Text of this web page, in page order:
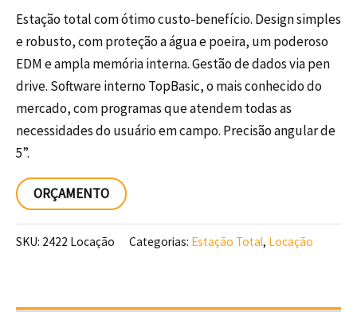
Estação total com ótimo custo-benefício. Design simples
e robusto, com proteção a água e poeira, um poderoso
EDM e ampla memória interna. Gestão de dados via pen
drive. Software interno TopBasic, o mais conhecido do
mercado, com programas que atendem todas as
necessidades do usuário em campo. Precisão angular de
5”.
ORÇAMENTO
SKU: 2422 Locação Categorias: Estação Total, Locação